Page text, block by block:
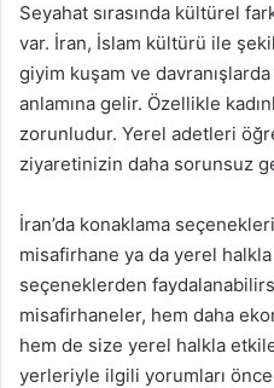
Seyahat sırasında kültürel
var. İran, İslam kültürü ile
giyim kuşam ve
anlamına gelir. Özellikle
zorunludur. Yerel adetleri
ziyaretinizin daha sorunsuz
İran’da konaklama
misafirhane ya da yerel
seçeneklerden
misafirhaneler, hem daha
hem de size yerel halkla
yerleriyle ilgili yorumları